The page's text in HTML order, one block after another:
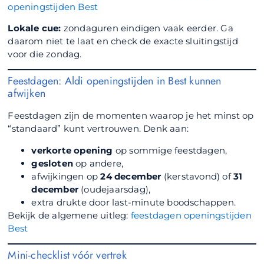
openingstijden Best
Lokale cue: zondaguren eindigen vaak eerder. Ga
daarom niet te laat en check de exacte sluitingstijd
voor die zondag.
Feestdagen: Aldi openingstijden in Best kunnen
afwijken
Feestdagen zijn de momenten waarop je het minst op
“standaard” kunt vertrouwen. Denk aan:
verkorte opening op sommige feestdagen,
gesloten op andere,
afwijkingen op24 december (kerstavond) of31
december (oudejaarsdag),
extra drukte door last-minute boodschappen.
Bekijk de algemene uitleg: feestdagen openingstijden
Best
Mini-checklist vóór vertrek